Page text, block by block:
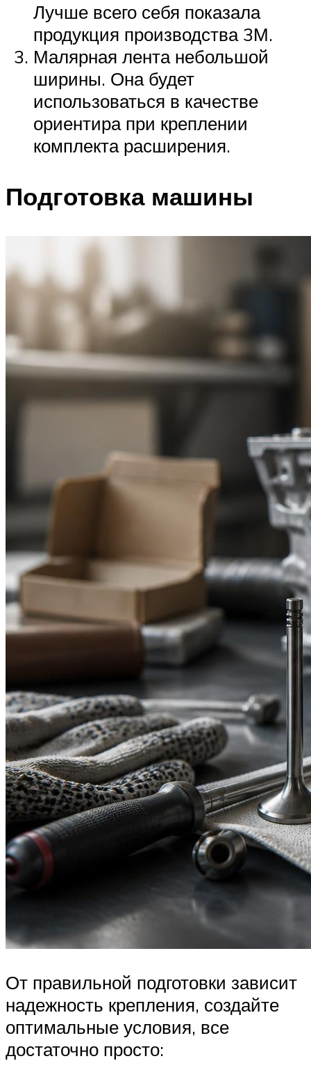
Лучше всего себя показала
продукция производства 3М.
Малярная лента небольшой
ширины. Она будет
использоваться в качестве
ориентира при креплении
комплекта расширения.
Подготовка машины
От правильной подготовки зависит
надежность крепления, создайте
оптимальные условия, все
достаточно просто: